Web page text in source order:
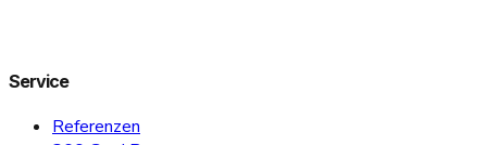
Service
Referenzen